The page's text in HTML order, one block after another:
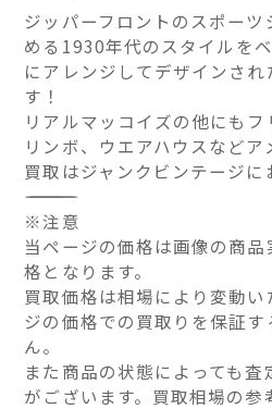
ジッパーフロントのスポーツ
める1930年代のスタイルを
にアレンジしてデザインさ
す！
リアルマッコイズの他にも
リンボ、ウエアハウスなど
買取はジャンクビンテージに
――――――――――――――
※注意
当ページの価格は画像の商
格となります。
買取価格は相場により変動
ジの価格での買取りを保証
ん。
また商品の状態によっても
がございます。買取相場の参